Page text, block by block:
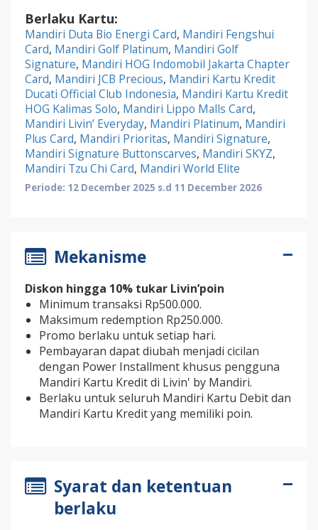
Berlaku Kartu:
Mandiri Duta Bio Energi Card, Mandiri Fengshui
Card, Mandiri Golf Platinum, Mandiri Golf
Signature, Mandiri HOG Indomobil Jakarta Chapter
Card, Mandiri JCB Precious, Mandiri Kartu Kredit
Ducati Official Club Indonesia, Mandiri Kartu Kredit
HOG Kalimas Solo, Mandiri Lippo Malls Card,
Mandiri Livin’ Everyday, Mandiri Platinum, Mandiri
Plus Card, Mandiri Prioritas, Mandiri Signature,
Mandiri Signature Buttonscarves, Mandiri SKYZ,
Mandiri Tzu Chi Card, Mandiri World Elite
Periode: 12 December 2025 s.d 11 December 2026
Mekanisme
Diskon hingga 10% tukar Livin’poin
Minimum transaksi Rp500.000.
Maksimum redemption Rp250.000.
Promo berlaku untuk setiap hari.
Pembayaran dapat diubah menjadi cicilan
dengan Power Installment khusus pengguna
Mandiri Kartu Kredit di Livin' by Mandiri.
Berlaku untuk seluruh Mandiri Kartu Debit dan
Mandiri Kartu Kredit yang memiliki poin.
Syarat dan ketentuan
berlaku